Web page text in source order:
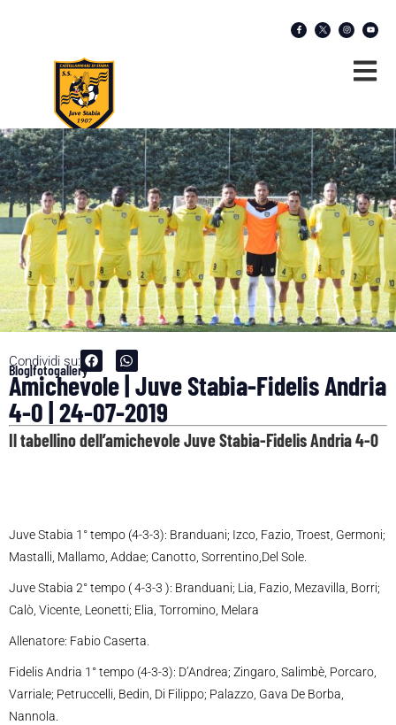
Condividi su:
Blog|fotogallery
Amichevole | Juve Stabia-Fidelis Andria
4-0 | 24-07-2019
Il tabellino dell’amichevoleJuve Stabia-Fidelis Andria 4-0
Juve Stabia 1° tempo (4-3-3): Branduani; Izco, Fazio, Troest, Germoni;
Mastalli, Mallamo, Addae; Canotto, Sorrentino,Del Sole.
Juve Stabia 2° tempo ( 4-3-3 ): Branduani; Lia, Fazio, Mezavilla, Borri;
Calò, Vicente, Leonetti; Elia, Torromino, Melara
Allenatore: Fabio Caserta.
Fidelis Andria 1° tempo (4-3-3): D’Andrea; Zingaro, Salimbè, Porcaro,
Varriale; Petruccelli, Bedin, Di Filippo; Palazzo, Gava De Borba,
Nannola.